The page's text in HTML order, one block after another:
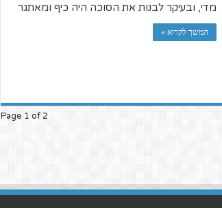
מדי, ובעיקר לבנות את הסוכה היה כיף ומאתגר
המשך לקרוא »
Page 1 of 2